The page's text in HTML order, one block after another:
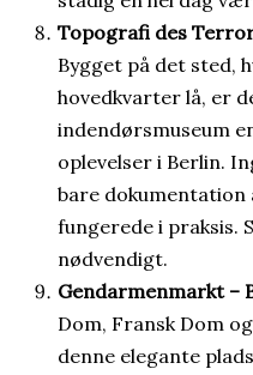
Topografi des
Bygget på det sted,
hovedkvarter lå, er
indendørsmuseum
oplevelser i Berlin.
bare
fungerede i praksis.
nødvendigt.
Gendarmenmarkt –
Dom, Fransk Dom
denne elegante